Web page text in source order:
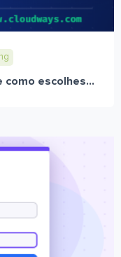
como escolhes...